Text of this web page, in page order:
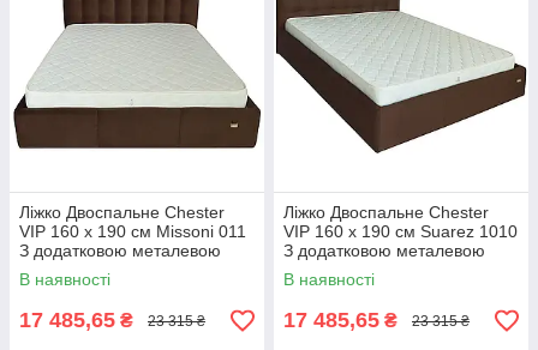
Ліжко Двоспальне Chester
VIP 160 х 190 см Missoni 011
З додатковою металевою
цільнозварною рамою
Темно-коричневий
В наявності
17 485,65 ₴ 23 315 ₴
Ліжко Двоспальне Chester
VIP 160 х 190 см Suarez 1010
З додатковою металевою
цільнозварною рамою
Коричневий
В наявності
17 485,65 ₴ 23 315 ₴